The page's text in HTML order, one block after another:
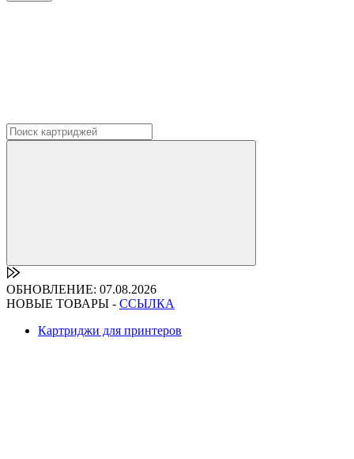
ОБНОВЛЕНИЕ: 07.08.2026
НОВЫЕ ТОВАРЫ - ССЫЛКА
Картриджи для принтеров